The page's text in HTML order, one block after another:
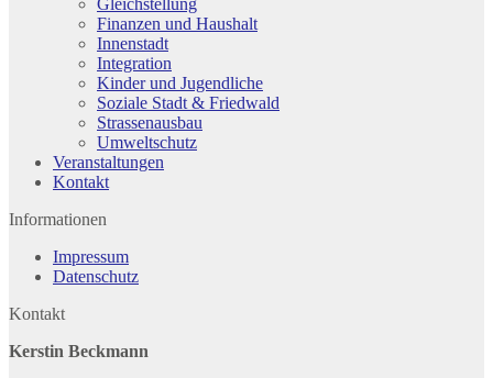
Gleichstellung
Finanzen und Haushalt
Innenstadt
Integration
Kinder und Jugendliche
Soziale Stadt & Friedwald
Strassenausbau
Umweltschutz
Veranstaltungen
Kontakt
Informationen
Impressum
Datenschutz
Kontakt
Kerstin Beckmann